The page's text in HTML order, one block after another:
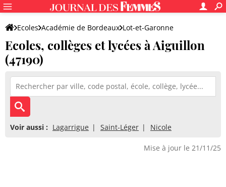
Ecoles Académie de Bordeaux Lot-et-Garonne
Ecoles, collèges et lycées à Aiguillon
(47190)
Voir aussi : Lagarrigue Saint-Léger Nicole
Mise à jour le 21/11/25